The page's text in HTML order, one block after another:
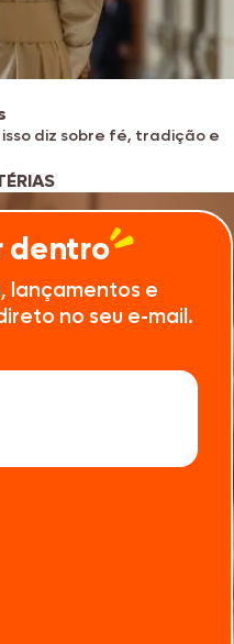
isso diz sobre fé, tradição e
dentro
lançamentos e
no seu e-mail.